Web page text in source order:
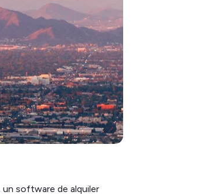
un software de alquiler